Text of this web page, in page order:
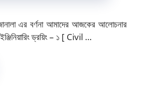
এর বর্ণনা আমাদের আজকের আলোচনার
ড্রয়িং – ১ [ Civil …